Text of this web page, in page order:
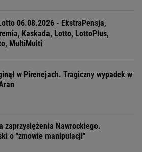
06.08.2026 - EkstraPensja,
Kaskada, Lotto, LottoPlus,
MultiMulti
w Pirenejach. Tragiczny wypadek w
zaprzysiężenia Nawrockiego.
o "zmowie manipulacji"